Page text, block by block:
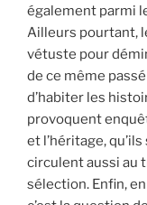
également parmi
Ailleurs pourtant,
vétuste pour
de ce même
d’habiter les
provoquent
et l’héritage,
circulent aussi au
sélection. Enfin,